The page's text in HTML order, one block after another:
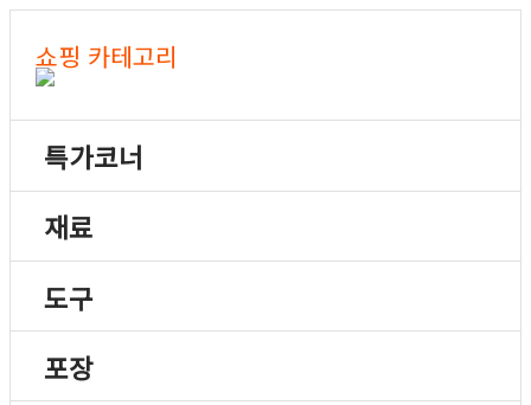
쇼핑 카테고리
특가코너
재료
도구
포장